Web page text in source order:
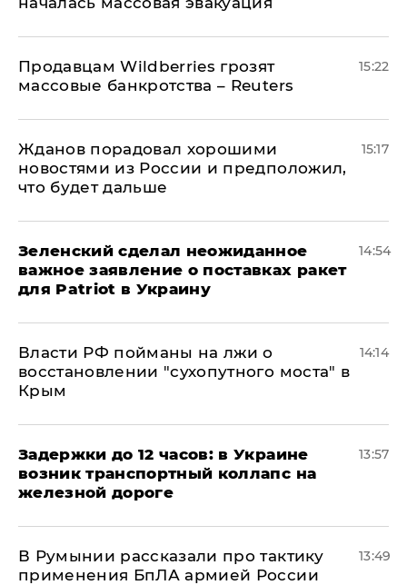
Продавцам Wildberries грозят
массовые банкротства – Reuters
15:22
Жданов порадовал хорошими
новостями из России и предположил,
что будет дальше
15:17
Зеленский сделал неожиданное
важное заявление о поставках ракет
для Patriot в Украину
14:54
Власти РФ пойманы на лжи о
восстановлении "сухопутного моста" в
Крым
14:14
Задержки до 12 часов: в Украине
возник транспортный коллапс на
железной дороге
13:57
В Румынии рассказали про тактику
применения БпЛА армией России
13:49